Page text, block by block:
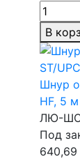
В
Шнур
HF, 5 м
ЛЮ-
Под